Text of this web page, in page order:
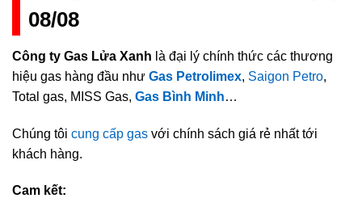
08/08
Công ty Gas Lửa Xanh là đại lý chính thức các thương
hiệu gas hàng đầu như Gas Petrolimex, Saigon Petro,
Total gas, MISS Gas, Gas Bình Minh…
Chúng tôi cung cấp gas với chính sách giá rẻ nhất tới
khách hàng.
Cam kết: